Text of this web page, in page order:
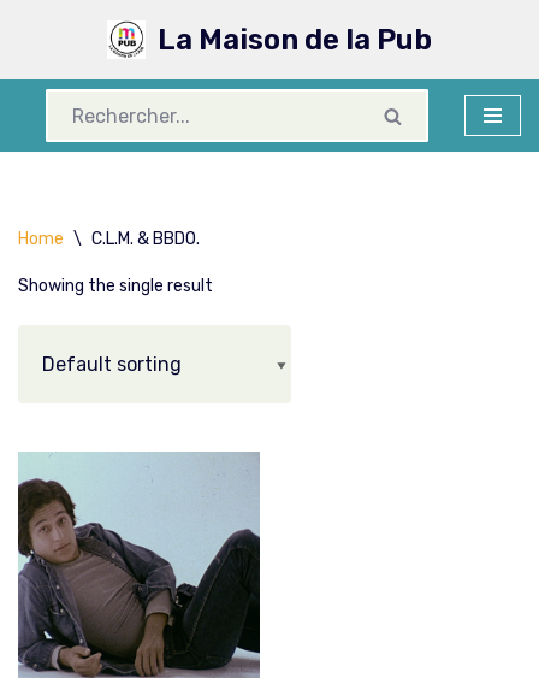
contenu
La Maison de la Pub
Home \ C.L.M. & BBDO.
Showing the single result